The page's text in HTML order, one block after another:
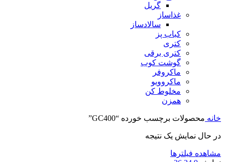
گریل
غذاساز
سالادساز
کباب پز
کتری
کتری برقی
گوشت کوب
ماکروفر
ماکروویو
مخلوط کن
همزن
خانه محصولات برچسب خورده “GC400”
در حال نمایش یک نتیجه
مشاهده فیلترها